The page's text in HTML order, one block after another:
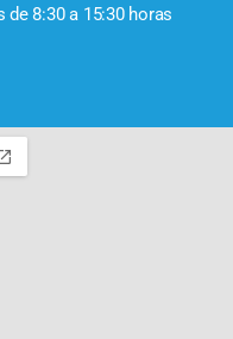
de 8:30 a 15:30 horas